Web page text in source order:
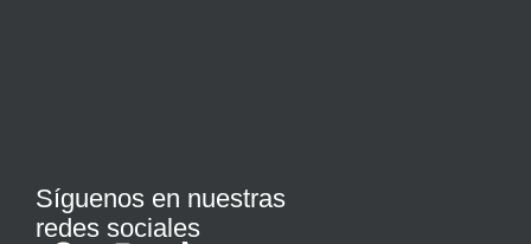
Síguenos en nuestras
redes sociales